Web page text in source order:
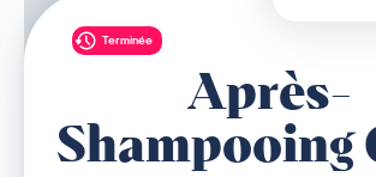
Terminée
Après-
Shampooing